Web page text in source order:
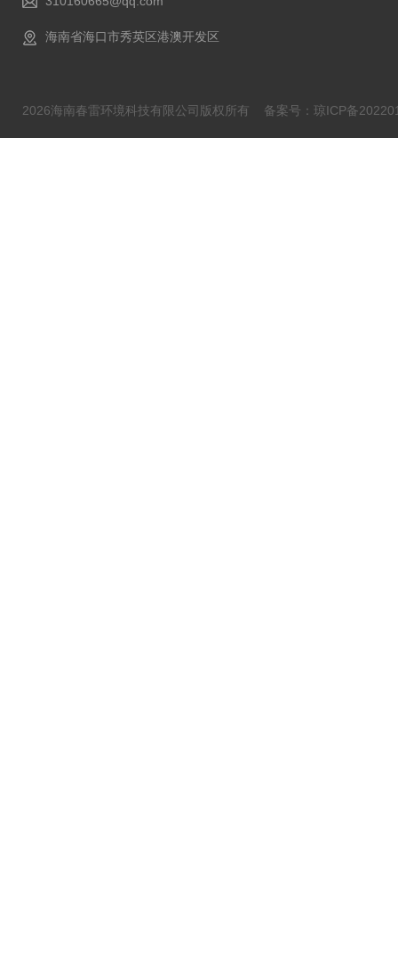
海南省海口市秀英区港澳开发区
2026海南春雷环境科技有限公司版权所有 备案号：琼ICP备